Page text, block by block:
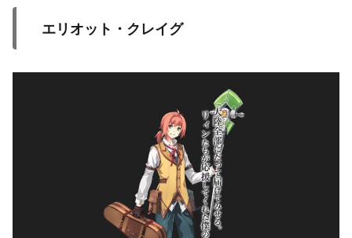
エリオット・クレイグ